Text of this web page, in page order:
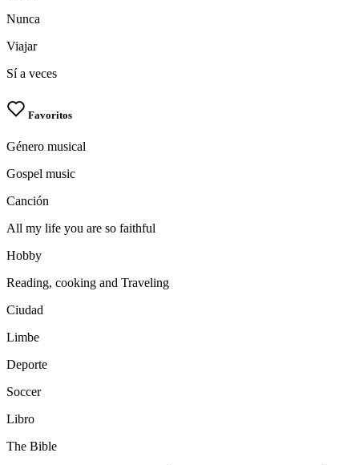
Nunca
Viajar
Sí a veces
Favoritos
Género musical
Gospel music
Canción
All my life you are so faithful
Hobby
Reading, cooking and Traveling
Ciudad
Limbe
Deporte
Soccer
Libro
The Bible